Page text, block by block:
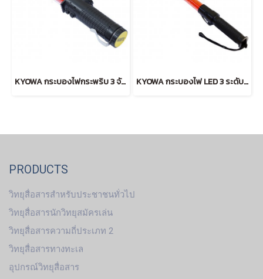
KYOWA กระบองไฟกระพริบ 3 จังหวะ สั้น (RED) KYOWA กระบองไฟ LED 3 ระดับ ลายธรรมดา (RED)
PRODUCTS
วิทยุสื่อสารสำหรับประชาชนทั่วไป
วิทยุสื่อสารนักวิทยุสมัครเล่น
วิทยุสื่อสารความถี่ประเภท 2
วิทยุสื่อสารทางทะเล
อุปกรณ์วิทยุสื่อสาร